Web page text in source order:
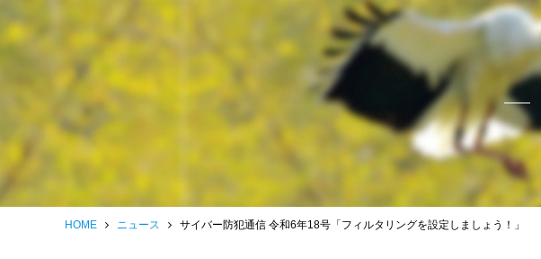
HOME ニュース サイバー防犯通信 令和6年18号「フィルタリングを設定しましょう！」